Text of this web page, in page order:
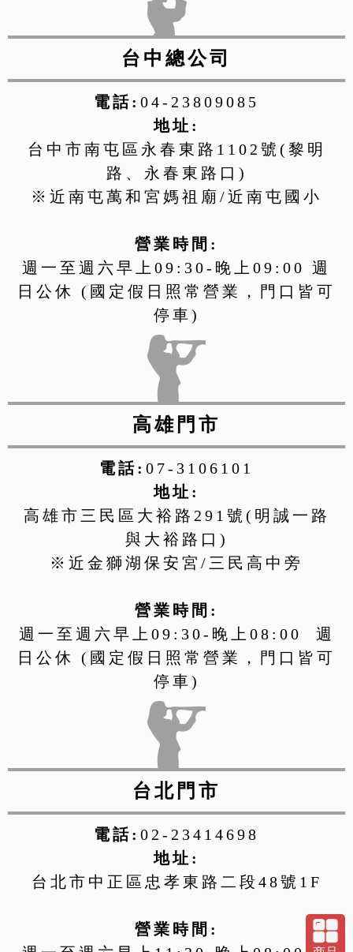
台中總公司
電話: 04-23809085
地址:
台中市南屯區永春東路1102號(黎明
路、永春東路口)
※近南屯萬和宮媽祖廟/近南屯國小
營業時間:
週一至週六早上09:30-晚上09:00 週
日公休 (國定假日照常營業，門口皆可
停車)
高雄門市
電話: 07-3106101
地址:
高雄市三民區大裕路291號(明誠一路
與大裕路口)
※近金獅湖保安宮/三民高中旁
營業時間:
週一至週六早上09:30-晚上08:00 週
日公休 (國定假日照常營業，門口皆可
停車)
台北門市
電話: 02-23414698
地址:
台北市中正區忠孝東路二段48號1F
營業時間: